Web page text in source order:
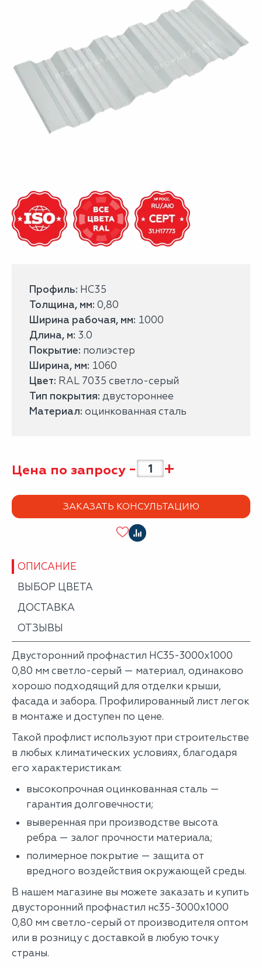
Профиль: НС35
Толщина, мм: 0,80
Ширина рабочая, мм: 1000
Длина, м: 3.0
Покрытие: полиэстер
Ширина, мм: 1060
Цвет: RAL 7035 светло-серый
Тип покрытия: двустороннее
Материал: оцинкованная сталь
Цена по запросу - +
ЗАКАЗАТЬ КОНСУЛЬТАЦИЮ
ОПИСАНИЕ
ВЫБОР ЦВЕТА
ДОСТАВКА
ОТЗЫВЫ
Двусторонний профнастил НС35-3000х1000
0,80 мм светло-серый — материал, одинаково
хорошо подходящий для отделки крыши,
фасада и забора. Профилированный лист легок
в монтаже и доступен по цене.
Такой профлист используют при строительстве
в любых климатических условиях, благодаря
его характеристикам:
высокопрочная оцинкованная сталь —
гарантия долговечности;
выверенная при производстве высота
ребра — залог прочности материала;
полимерное покрытие — защита от
вредного воздействия окружающей среды.
В нашем магазине вы можете заказать и купить
двусторонний профнастил нс35-3000х1000
0,80 мм светло-серый от производителя оптом
или в розницу с доставкой в любую точку
страны.